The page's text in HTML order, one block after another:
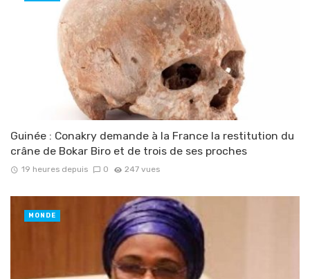
Guinée : Conakry demande à la France la restitution du
crâne de Bokar Biro et de trois de ses proches
19 heures depuis 0 247 vues
MONDE